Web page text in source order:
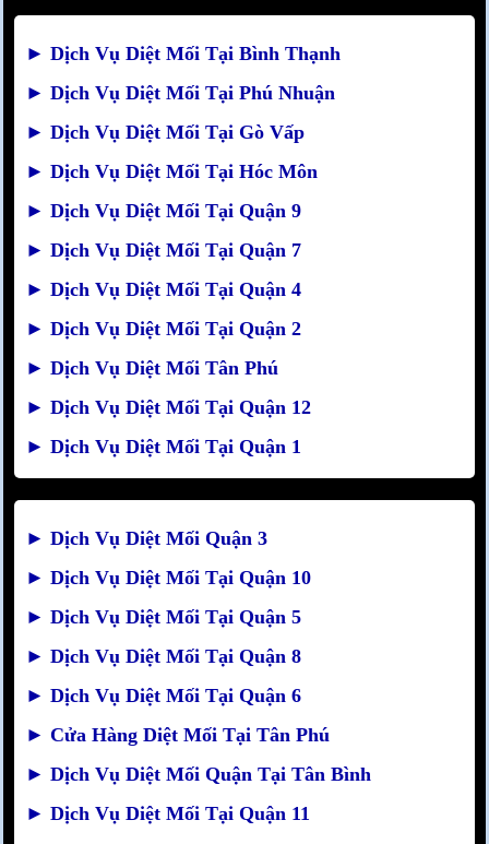
► Dịch Vụ Diệt Mối Tại Bình Thạnh
► Dịch Vụ Diệt Mối Tại Phú Nhuận
► Dịch Vụ Diệt Mối Tại Gò Vấp
► Dịch Vụ Diệt Mối Tại Hóc Môn
► Dịch Vụ Diệt Mối Tại Quận 9
► Dịch Vụ Diệt Mối Tại Quận 7
► Dịch Vụ Diệt Mối Tại Quận 4
► Dịch Vụ Diệt Mối Tại Quận 2
► Dịch Vụ Diệt Mối Tân Phú
► Dịch Vụ Diệt Mối Tại Quận 12
► Dịch Vụ Diệt Mối Tại Quận 1
► Dịch Vụ Diệt Mối Quận 3
► Dịch Vụ Diệt Mối Tại Quận 10
► Dịch Vụ Diệt Mối Tại Quận 5
► Dịch Vụ Diệt Mối Tại Quận 8
► Dịch Vụ Diệt Mối Tại Quận 6
► Cửa Hàng Diệt Mối Tại Tân Phú
► Dịch Vụ Diệt Mối Quận Tại Tân Bình
► Dịch Vụ Diệt Mối Tại Quận 11